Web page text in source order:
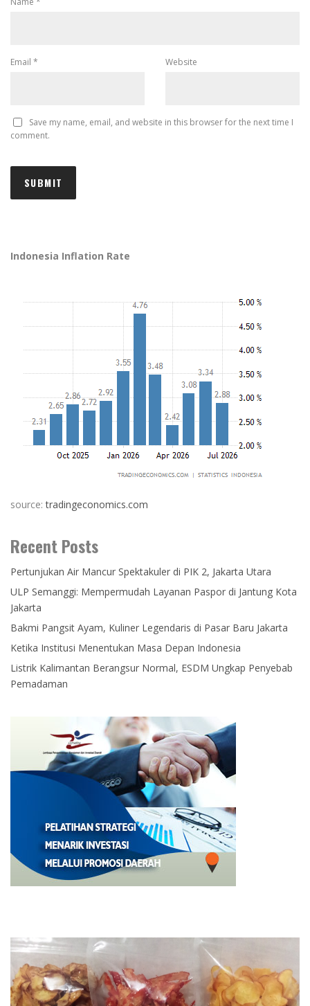
Email * Website
Save my name, email, and website in this browser for the next time I
comment.
Indonesia Inflation Rate
source:tradingeconomics.com
Recent Posts
Pertunjukan Air Mancur Spektakuler di PIK 2, Jakarta Utara
ULP Semanggi: Mempermudah Layanan Paspor di Jantung Kota
Jakarta
Bakmi Pangsit Ayam, Kuliner Legendaris di Pasar Baru Jakarta
Ketika Institusi Menentukan Masa Depan Indonesia
Listrik Kalimantan Berangsur Normal, ESDM Ungkap Penyebab
Pemadaman